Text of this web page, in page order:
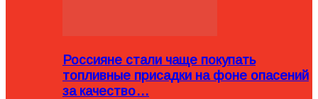
Россияне стали чаще покупать
топливные присадки на фоне опасений
за качество…